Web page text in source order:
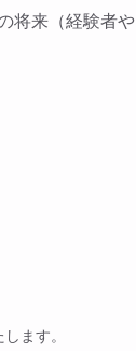
将来（経験者や
ます。